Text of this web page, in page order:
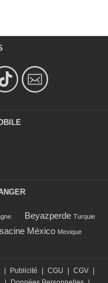
Beyazperde Turquie
México Mexique
Publicité CGU CGV